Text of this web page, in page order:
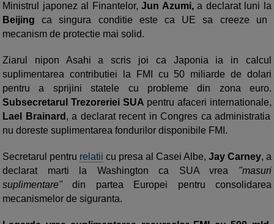
Ministrul japonez al Finantelor,Jun Azumi,a declarat luni la
Beijing ca singura conditie este ca UE sa creeze un
mecanism de protectie mai solid.
Ziarul nipon Asahi a scris joi ca Japonia ia in calcul
suplimentarea contributiei la FMI cu 50 miliarde de dolari
pentru a sprijini statele cu probleme din zona euro.
Subsecretarul Trezoreriei SUA pentru afaceri internationale,
Lael Brainard , a declarat recent in Congres ca administratia
nu doreste suplimentarea fondurilor disponibile FMI.
Secretarul pentru relatii cu presa al Casei Albe, Jay Carney, a
declarat marti la Washington ca SUA vrea "masuri
suplimentare"din partea Europei pentru consolidarea
mecanismelor de siguranta.